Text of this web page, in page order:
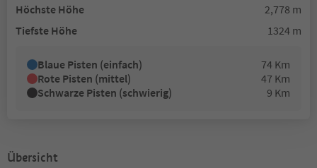
Höchste Höhe
2,778 m
Tiefste Höhe
1324 m
Blaue Pisten (einfach)
74 Km
Rote Pisten (mittel)
47 Km
Schwarze Pisten (schwierig)
9 Km
Übersicht